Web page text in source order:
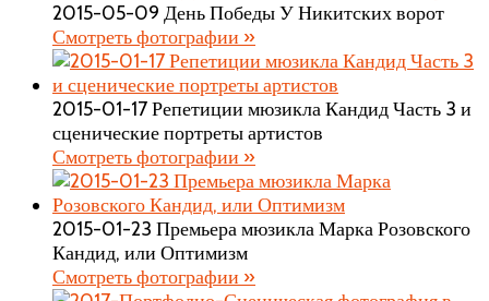
2015-05-09 День Победы У Никитских ворот
Смотреть фотографии »
2015-01-17 Репетиции мюзикла Кандид Часть 3 и
сценические портреты артистов
Смотреть фотографии »
2015-01-23 Премьера мюзикла Марка Розовского
Кандид, или Оптимизм
Смотреть фотографии »